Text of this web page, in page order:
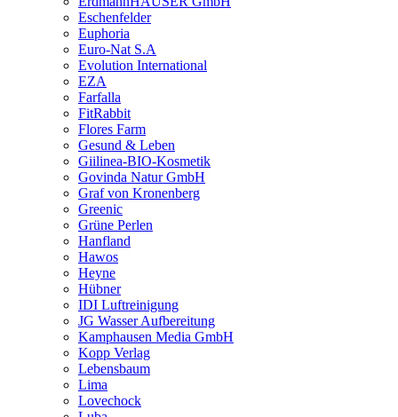
Eschenfelder
Euphoria
Euro-Nat S.A
Evolution International
EZA
Farfalla
FitRabbit
Flores Farm
Gesund & Leben
Giilinea-BIO-Kosmetik
Govinda Natur GmbH
Graf von Kronenberg
Greenic
Grüne Perlen
Hanfland
Hawos
Heyne
Hübner
IDI Luftreinigung
JG Wasser Aufbereitung
Kamphausen Media GmbH
Kopp Verlag
Lebensbaum
Lima
Lovechock